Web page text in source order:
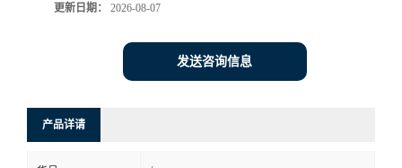
系
更新日期： 2026-08-07
发送咨询信息
产品详请